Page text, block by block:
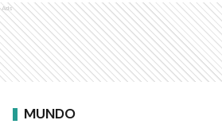
Ads
MUNDO